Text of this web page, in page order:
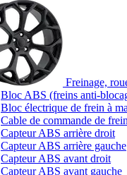
Freinage,
Bloc ABS (freins anti-
Bloc électrique de frein à
Cable de commande de
Capteur ABS arrière droit
Capteur ABS arrière gauche
Capteur ABS avant droit
Capteur ABS avant gauche